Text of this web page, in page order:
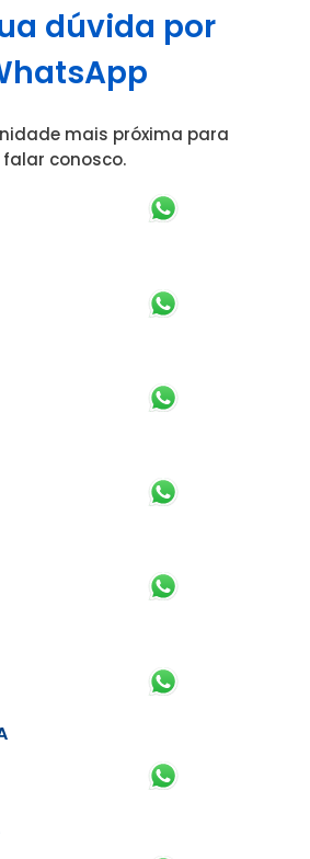
dúvida por
mais próxima para
falar conosco.